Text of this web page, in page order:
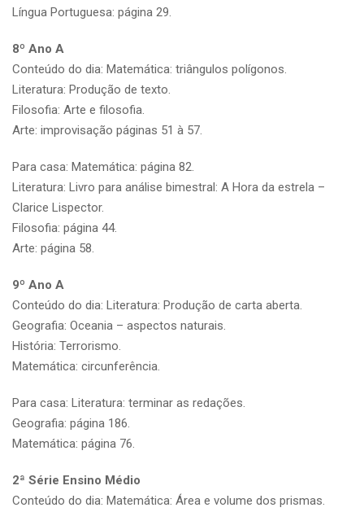
Língua Portuguesa: página 29.
8º Ano A
Conteúdo do dia: Matemática: triângulos polígonos.
Literatura: Produção de texto.
Filosofia: Arte e filosofia.
Arte: improvisação páginas 51 à 57.
Para casa: Matemática: página 82.
Literatura: Livro para análise bimestral: A Hora da estrela –
Clarice Lispector.
Filosofia: página 44.
Arte: página 58.
9º Ano A
Conteúdo do dia: Literatura: Produção de carta aberta.
Geografia: Oceania – aspectos naturais.
História: Terrorismo.
Matemática: circunferência.
Para casa: Literatura: terminar as redações.
Geografia: página 186.
Matemática: página 76.
2ª Série Ensino Médio
Conteúdo do dia: Matemática: Área e volume dos prismas.